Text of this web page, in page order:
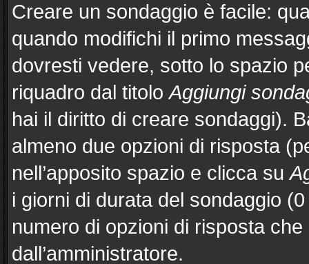
Creare un sondaggio è facile:
quando modifichi il primo
dovresti vedere, sotto lo spazio
riquadro dal titoloAggiungi
hai il diritto di creare sondaggi).
almeno due opzioni di risposta
nell’apposito spazio e clicca su
i giorni di durata del sondaggio
numero di opzioni di risposta
dall’amministratore.